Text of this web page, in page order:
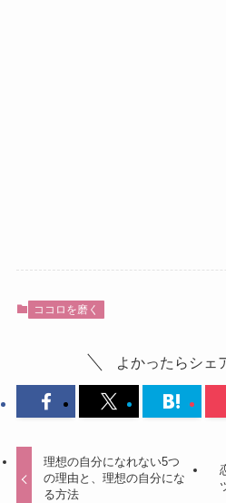
ココロを磨く
よかったらシェ
理想の自分になれない5つ
の理由と、理想の自分にな
る方法